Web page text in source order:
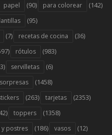
papel (90) para colorear (142)
(95)
(7) recetas de cocina (36)
rótulos (983)
servilletas (6)
sorpresas (1458)
(263) tarjetas (2353)
toppers (1358)
postres (186) vasos (12)